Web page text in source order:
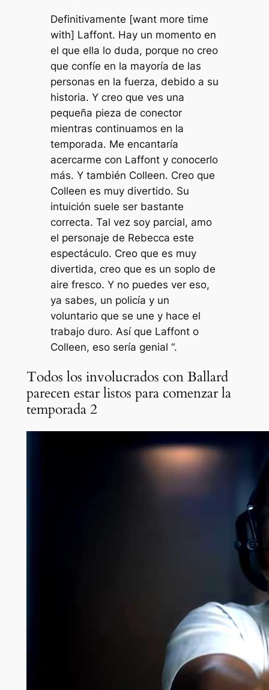
Definitivamente [want more time
with] Laffont. Hay un momento en
el que ella lo duda, porque no creo
que confíe en la mayoría de las
personas en la fuerza, debido a su
historia. Y creo que ves una
pequeña pieza de conector
mientras continuamos en la
temporada. Me encantaría
acercarme con Laffont y conocerlo
más. Y también Colleen. Creo que
Colleen es muy divertido. Su
intuición suele ser bastante
correcta. Tal vez soy parcial, amo
el personaje de Rebecca este
espectáculo. Creo que es muy
divertida, creo que es un soplo de
aire fresco. Y no puedes ver eso,
ya sabes, un policía y un
voluntario que se une y hace el
trabajo duro. Así que Laffont o
Colleen, eso sería genial “.
Todos los involucrados con Ballard
parecen estar listos para comenzar la
temporada 2